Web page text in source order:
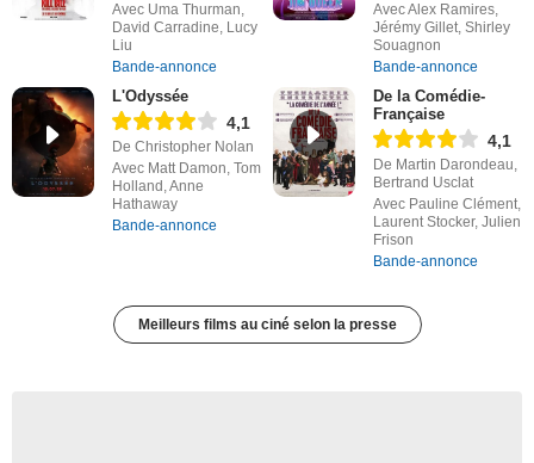
Avec Uma Thurman,
David Carradine, Lucy
Liu
Bande-annonce
Avec Alex Ramires,
Jérémy Gillet, Shirley
Souagnon
Bande-annonce
L'Odyssée
4,1
De Christopher Nolan
Avec Matt Damon, Tom
Holland, Anne
Hathaway
Bande-annonce
De la Comédie-
Française
4,1
De Martin Darondeau,
Bertrand Usclat
Avec Pauline Clément,
Laurent Stocker, Julien
Frison
Bande-annonce
Meilleurs films au ciné selon la presse